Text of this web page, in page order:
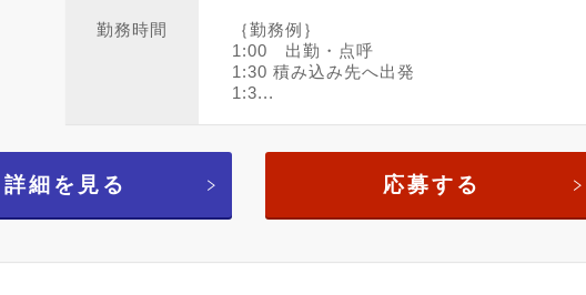
勤務時間
｛勤務例｝
1:00 出勤・点呼
1:30 積み込み先へ出発
1:3...
詳細を見る 応募する